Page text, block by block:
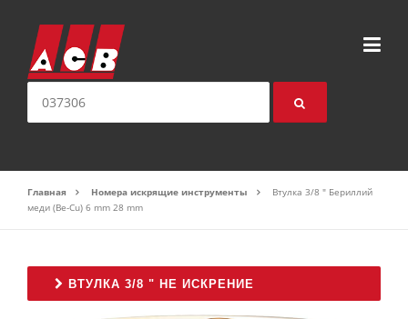
Главная Номера искрящие инструменты
Втулка 3/8 " Бериллий
меди (Be-Cu) 6 mm 28 mm
ВТУЛКА 3/8 " НЕ ИСКРЕНИЕ